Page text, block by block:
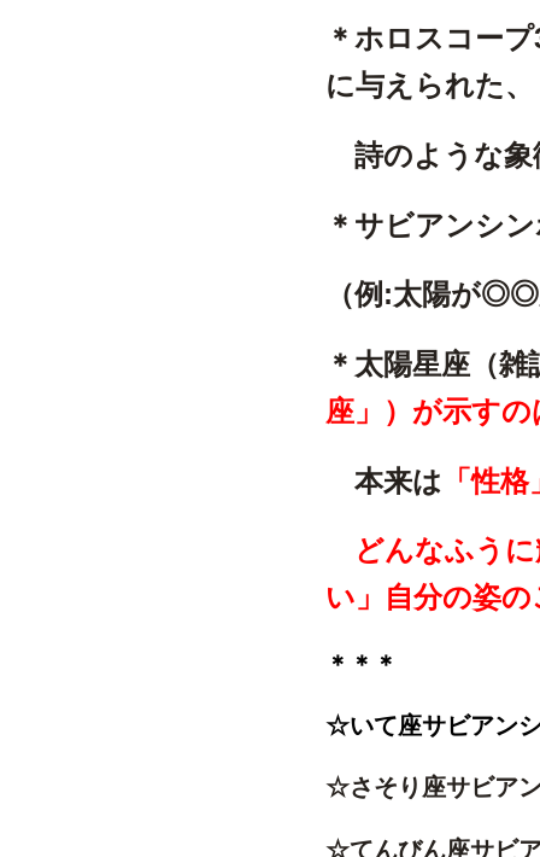
＊ホロスコー
に与えられた、
詩のような象
＊サビアンシ
（例:太陽が
＊太陽星座（
座」）が示すの
本来は 「性
どんなふうに
い」自分の姿
＊＊＊
☆いて座サビアン
☆さそり座サビア
☆てんびん座サビ